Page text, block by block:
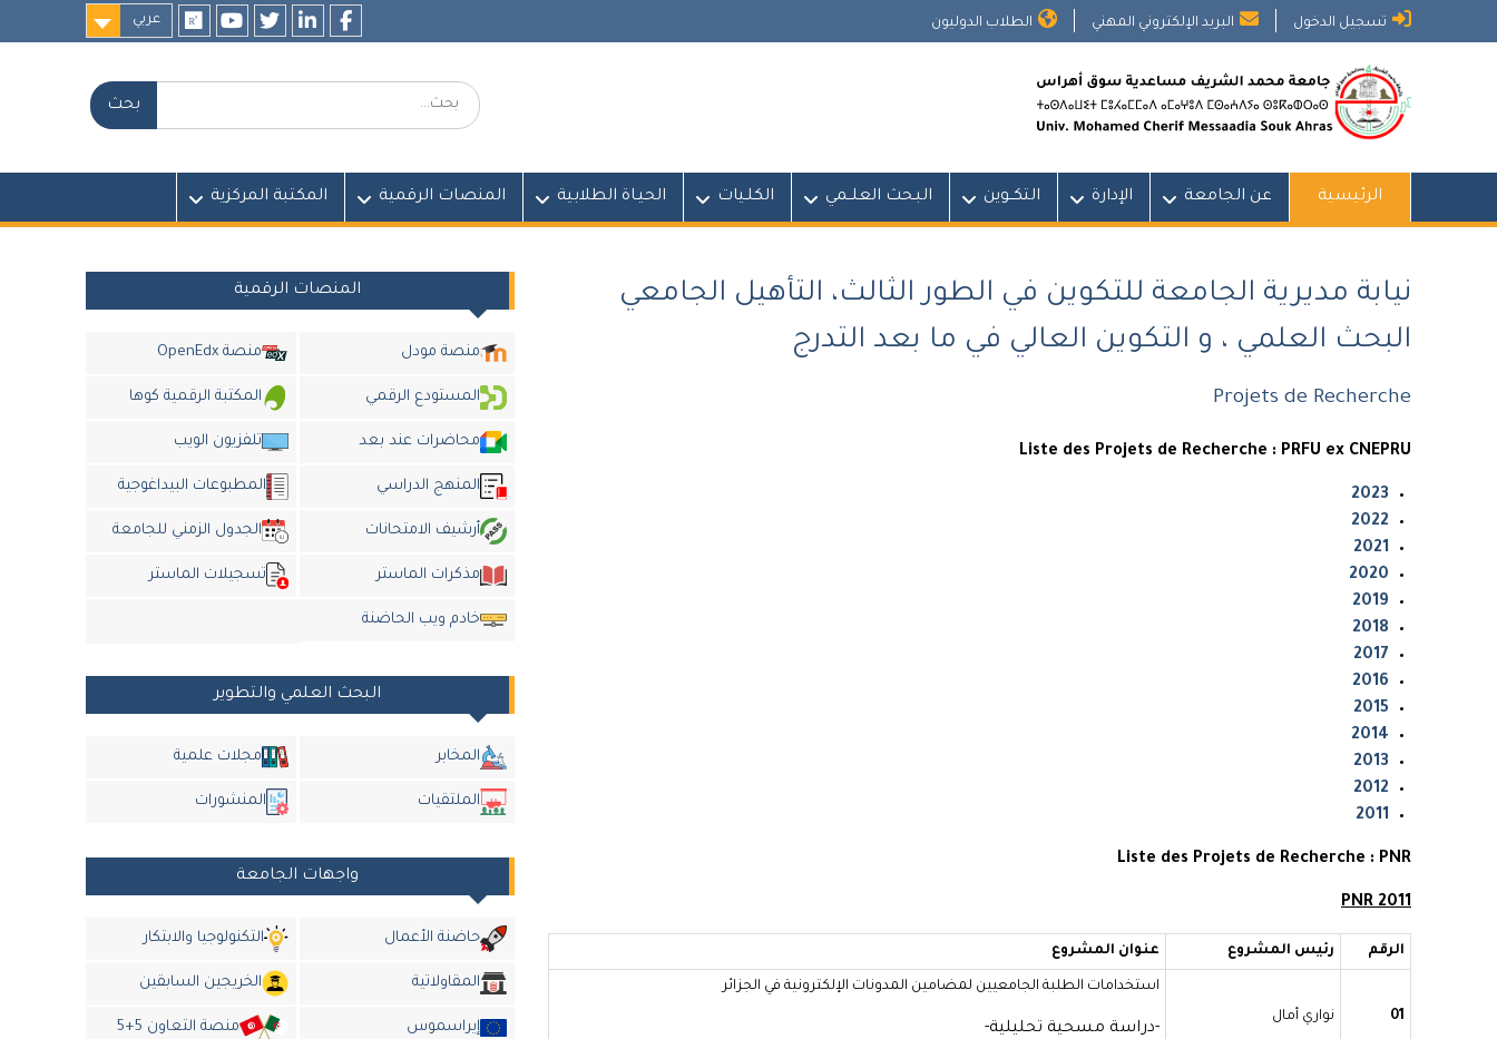
تسجيل الدخول البريد الإلكتروني المهني الطلاب الدوليون
عربي
بحث:
الرئيسية عن الجامعة الإدارة التكــوين البـحث العلــمي الكلـيات الحيـاة الطلابية المنصات الرقمية المكتبة المركزية
نيابة مديرية الجامعة للتكوين في الطور الثالث، التأهيل الجامعي
البحث العلمي ، و التكوين العالي في ما بعد التدرج
Projets de Recherche
Liste des Projets de Recherche : PRFU ex CNEPRU
2023
2022
2021
2020
2019
2018
2017
2016
2015
2014
2013
2012
2011
Liste des Projets de Recherche : PNR
PNR 2011
الرقم رئيس المشروع عنوان المشروع
01 نواري أمال
استخدامات الطلبة الجامعيين لمضامين المدونات الإلكترونية في الجزائر
-دراسة مسحية تحليلية-
المنصات الرقمية
منصة مودل منصة OpenEdx
المستودع الرقمي المكتبة الرقمية كوها
محاضرات عند بعد تلفزيون الويب
المنهج الدراسي المطبوعات البيداغوجية
أرشيف الامتحانات الجدول الزمني للجامعة
مذكرات الماستر تسجيلات الماستر
خادم ويب الحاضنة
البحث العلمي والتطوير
المخابر مجلات علمية
الملتقيات المنشورات
واجهات الجامعة
حاضنة الأعمال التكنولوجيا والابتكار
المقاولاتية الخريجين السابقين
إيراسموس منصة التعاون 5+5